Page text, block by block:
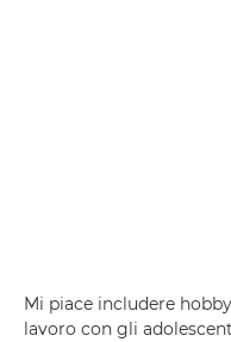
Mi piace includere
lavoro con gli